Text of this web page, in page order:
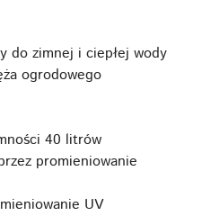
do zimnej i ciepłej wody
ogrodowego
40 litrów
promieniowanie
UV